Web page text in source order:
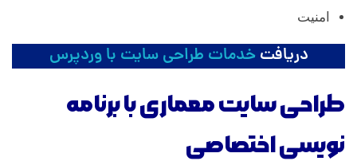
امنیت
دریافتخدمات طراحی سایت با وردپرس
طراحی سایت معماری با برنامه
نویسی اختصاصی